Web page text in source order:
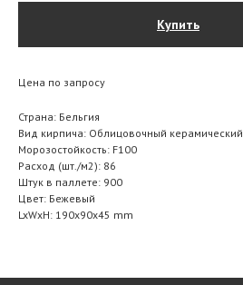
Купить
Цена по запросу
Страна: Бельгия
Вид кирпича: Облицовочный керамический
Морозостойкость: F100
Расход (шт./м2): 86
Штук в паллете: 900
Цвет: Бежевый
LxWxH: 190x90x45 mm